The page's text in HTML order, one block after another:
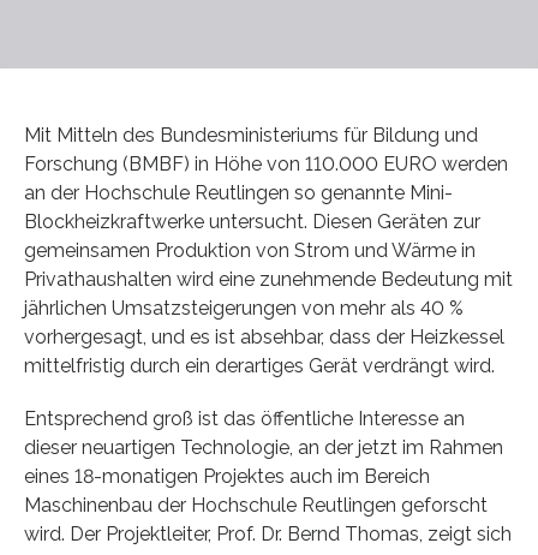
Mit Mitteln des Bundesministeriums für Bildung und
Forschung (BMBF) in Höhe von 110.000 EURO werden
an der Hochschule Reutlingen so genannte Mini-
Blockheizkraftwerke untersucht. Diesen Geräten zur
gemeinsamen Produktion von Strom und Wärme in
Privathaushalten wird eine zunehmende Bedeutung mit
jährlichen Umsatzsteigerungen von mehr als 40 %
vorhergesagt, und es ist absehbar, dass der Heizkessel
mittelfristig durch ein derartiges Gerät verdrängt wird.
Entsprechend groß ist das öffentliche Interesse an
dieser neuartigen Technologie, an der jetzt im Rahmen
eines 18-monatigen Projektes auch im Bereich
Maschinenbau der Hochschule Reutlingen geforscht
wird. Der Projektleiter, Prof. Dr. Bernd Thomas, zeigt sich